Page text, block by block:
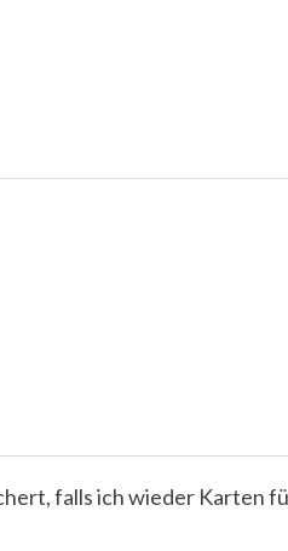
falls ich wieder Karten